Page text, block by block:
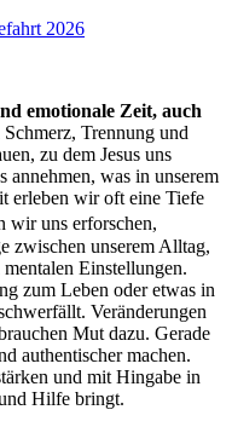
2026
emotionale Zeit, auch
Trennung und
zu dem Jesus uns
annehmen, was in unserem
erleben wir oft eine Tiefe
wir uns erforschen,
zwischen unserem Alltag,
Einstellungen.
zum Leben oder etwas in
Veränderungen
Mut dazu. Gerade
authentischer machen.
und mit Hingabe in
Hilfe bringt.